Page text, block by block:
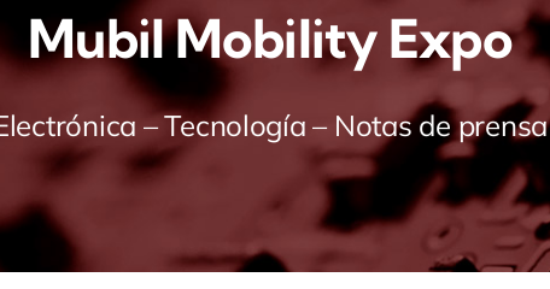
Mubil Mobility Expo
– Tecnología – Notas de prensa